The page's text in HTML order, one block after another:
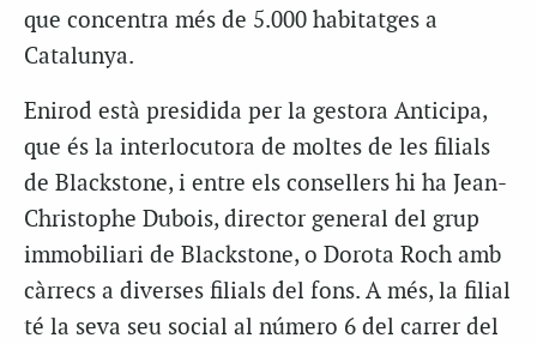
que concentra més de 5.000 habitatges a
Catalunya.
Enirod està presidida per la gestora Anticipa,
que és la interlocutora de moltes de les filials
de Blackstone, i entre els consellers hi ha Jean-
Christophe Dubois, director general del grup
immobiliari de Blackstone, o Dorota Roch amb
càrrecs a diverses filials del fons. A més, la filial
té la seva seu social al número 6 del carrer del